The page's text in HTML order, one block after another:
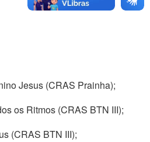
Jesus (CRAS Prainha);
os Ritmos (CRAS BTN III);
(CRAS BTN III);